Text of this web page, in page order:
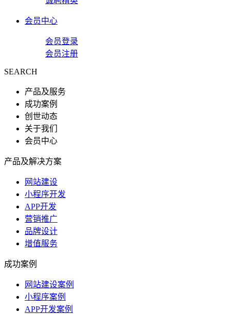
会员中心
会员登录
会员注册
SEARCH
产品及服务
成功案例
创世动态
关于我们
会员中心
产品及解决方案
网站建设
小程序开发
APP开发
营销推广
品牌设计
增值服务
成功案例
网站建设案例
小程序案例
APP开发案例